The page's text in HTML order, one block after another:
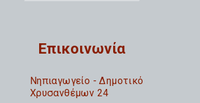
Επικοινωνία
Nηπιαγωγείο - Δημοτικό
Χρυσανθέμων 24